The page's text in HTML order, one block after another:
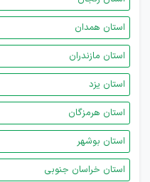
استان همدان
استان مازندران
استان یزد
استان هرمزگان
استان بوشهر
استان خراسان جنوبی